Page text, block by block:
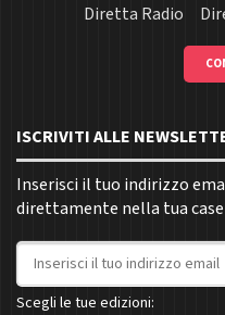
Diretta Radio
ISCRIVITI ALLE
Inserisci il tuo indirizzo
direttamente nella tua
Indirizzo email
Scegli le tue edizioni: